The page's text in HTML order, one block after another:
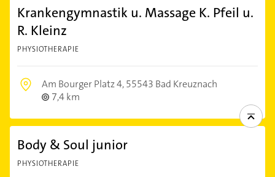
Krankengymnastik u. Massage K. Pfeil u.
R. Kleinz
PHYSIOTHERAPIE
Am Bourger Platz 4,55543 Bad Kreuznach
7,4 km
Body & Soul junior
PHYSIOTHERAPIE